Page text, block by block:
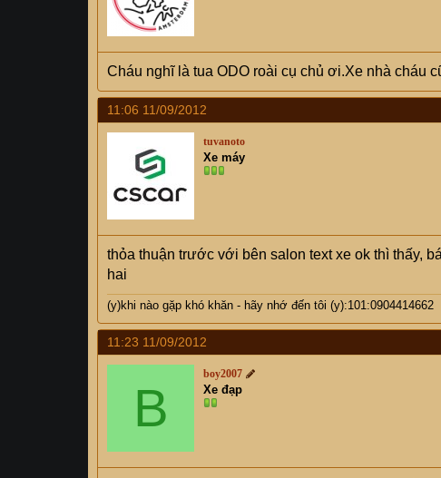
Cháu nghĩ là tua ODO roài cụ chủ ơi.Xe nhà cháu
11:06 11/09/2012
tuvanoto
Xe máy
thỏa thuận trước với bên salon text xe ok thì thấy,
hai
(y)khi nào gặp khó khăn - hãy nhớ đến tôi (y):101:0904414662
11:23 11/09/2012
B
boy2007
Xe đạp